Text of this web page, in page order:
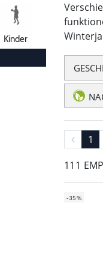
Kinder
1
111
-35%